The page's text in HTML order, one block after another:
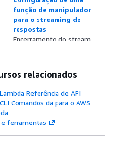
função de manipulador
para o streaming de
respostas
Encerramento do stream
relacionados
Referência de API
Comandos da para o AWS
e ferramentas